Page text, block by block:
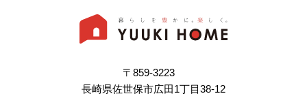
〒859-3223
長崎県佐世保市広田1丁目38-12